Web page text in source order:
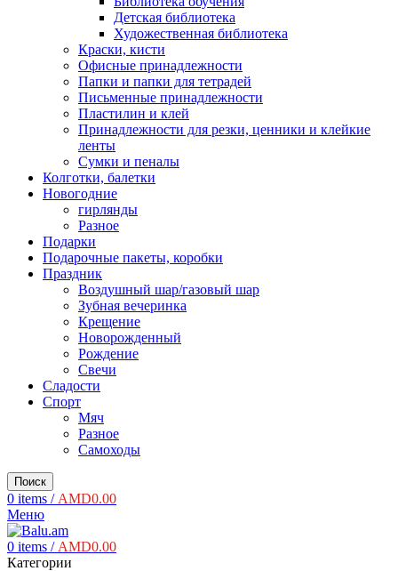
Детская библиотека
Художественная библиотека
Краски, кисти
Офисные принадлежности
Папки и папки для тетрадей
Письменные принадлежности
Пластилин и клей
Принадлежности для резки, ценники и клейкие
ленты
Сумки и пеналы
Колготки, балетки
Новогодние
гирлянды
Разное
Подарки
Подарочные пакеты, коробки
Праздник
Воздушный шар/газовый шар
Зубная вечеринка
Крещение
Новорожденный
Рождение
Свечи
Сладости
Спорт
Мяч
Разное
Самоходы
Поиск
0 items / AMD0.00
Меню
0 items / AMD0.00
Категории